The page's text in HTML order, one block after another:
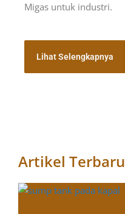
Migas untuk industri.
Lihat Selengkapnya
Artikel Terbaru